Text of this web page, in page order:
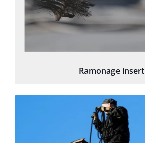
Ramonage insert